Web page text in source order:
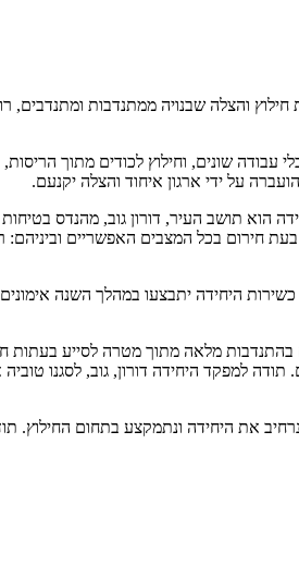
והצלה שבנויה ממתנדבות
שונים, וחילוץ לכודים מתוך הריסות,
על ידי ארגון איחוד והצלה יקנעם.
של נשים. מפקד היחידה הוא תושב העיר,
חירום בכל המצבים האפשריים
מלאה מתוך מטרה לסייע בעתות
למפקד היחידה דורון, גוב, לסגנו טוביה
את היחידה ונתמקצע בתחום החילוץ.